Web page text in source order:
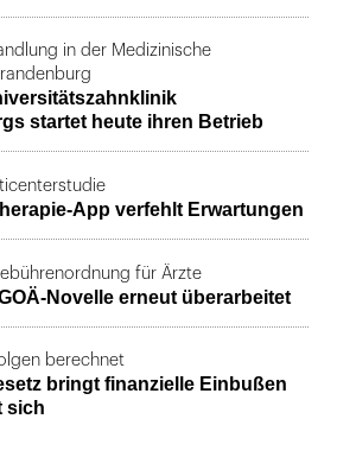
in der Medizinische
startet heute ihren Betrieb
App verfehlt Erwartungen
für Ärzte
Novelle erneut überarbeitet
berechnet
bringt finanzielle Einbußen
sich